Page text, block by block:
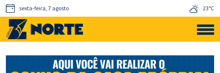
sexta-feira, 7 agosto 23°C